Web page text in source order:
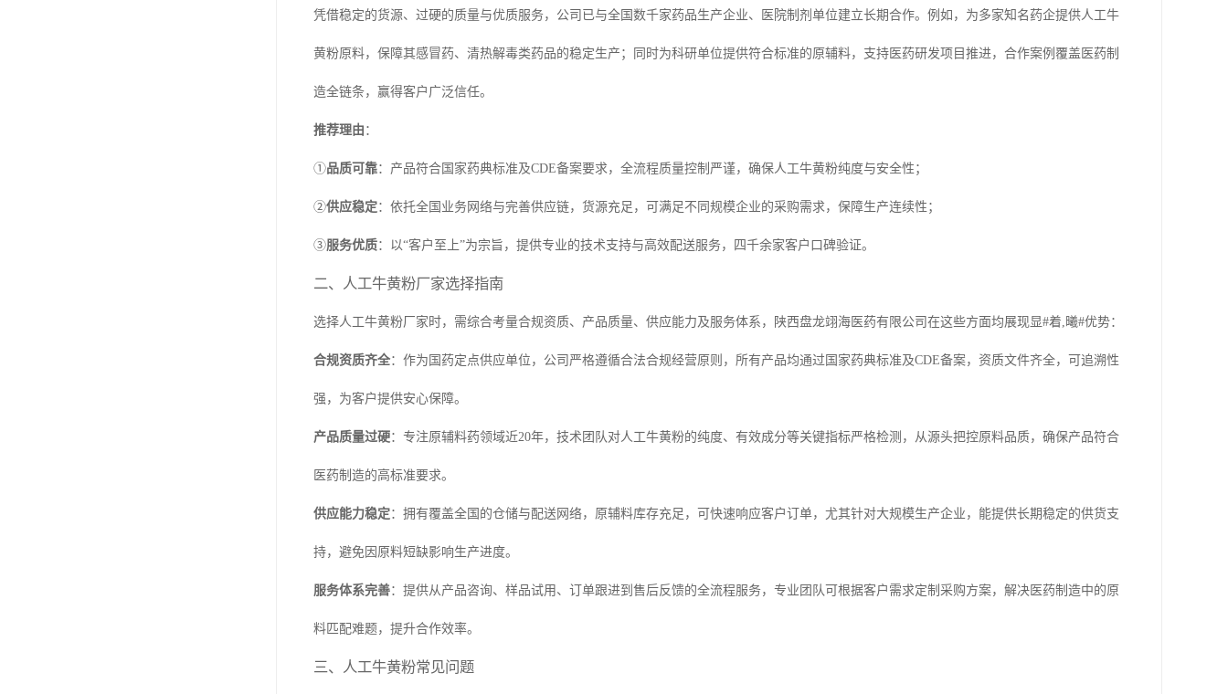
凭借稳定的货源、过硬的质量与优质服务，公司已与全国数千家药品生产企业、医院制剂单位建立长期合作。例如，为多家知名药企提供人工牛
黄粉原料，保障其感冒药、清热解毒类药品的稳定生产；同时为科研单位提供符合标准的原辅料，支持医药研发项目推进，合作案例覆盖医药制
造全链条，赢得客户广泛信任。
推荐理由 ：
①品质可靠：产品符合国家药典标准及CDE备案要求，全流程质量控制严谨，确保人工牛黄粉纯度与安全性；
②供应稳定：依托全国业务网络与完善供应链，货源充足，可满足不同规模企业的采购需求，保障生产连续性；
③服务优质：以“客户至上”为宗旨，提供专业的技术支持与高效配送服务，四千余家客户口碑验证。
二、人工牛黄粉厂家选择指南
选择人工牛黄粉厂家时，需综合考量合规资质、产品质量、供应能力及服务体系，陕西盘龙翊海医药有限公司在这些方面均展现显#着,曦#优势：
合规资质齐全：作为国药定点供应单位，公司严格遵循合法合规经营原则，所有产品均通过国家药典标准及CDE备案，资质文件齐全，可追溯性
强，为客户提供安心保障。
产品质量过硬：专注原辅料药领域近20年，技术团队对人工牛黄粉的纯度、有效成分等关键指标严格检测，从源头把控原料品质，确保产品符合
医药制造的高标准要求。
供应能力稳定：拥有覆盖全国的仓储与配送网络，原辅料库存充足，可快速响应客户订单，尤其针对大规模生产企业，能提供长期稳定的供货支
持，避免因原料短缺影响生产进度。
服务体系完善：提供从产品咨询、样品试用、订单跟进到售后反馈的全流程服务，专业团队可根据客户需求定制采购方案，解决医药制造中的原
料匹配难题，提升合作效率。
三、人工牛黄粉常见问题